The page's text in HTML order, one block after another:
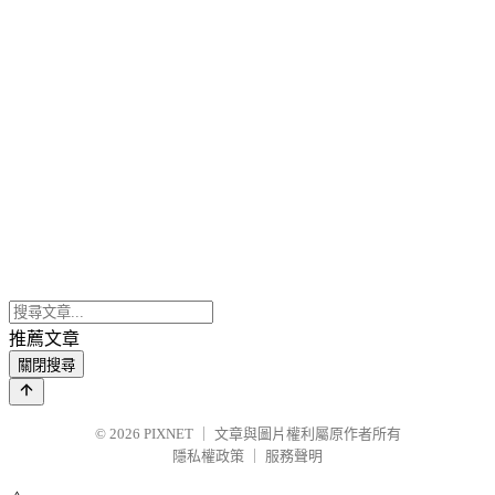
推薦文章
關閉搜尋
© 2026 PIXNET
文章與圖片權利屬原作者所有
隱私權政策
服務聲明